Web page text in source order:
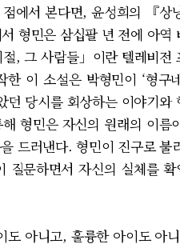
에서 본다면, 윤성희의 『상
형민은 삼십팔 년 전에 아역
, 그 사람들」이란 텔레비전
이 소설은 박형민이 ‘형구
던 당시를 회상하는 이야기와
형민은 자신의 원래의 이름
드러낸다. 형민이 진구로 불
질문하면서 자신의 실체를 확
아니고, 훌륭한 아이도 아